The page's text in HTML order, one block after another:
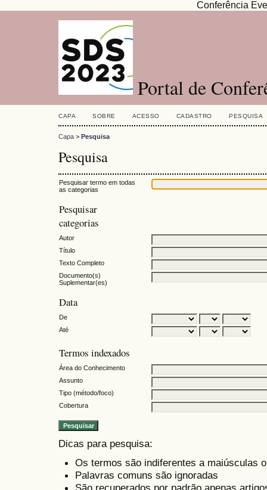
Conferência
Portal de
CAPA SOBRE ACESSO CADASTRO PESQUISA
Capa > Pesquisa
Pesquisa
Pesquisar termo em todas
as categorias
Pesquisar
categorias
Autor
Título
Texto Completo
Documento(s)
Suplementar(es)
Data
De
Até
Termos indexados
Área do Conhecimento
Assunto
Tipo (método/foco)
Cobertura
Dicas para pesquisa:
Os termos são indiferentes a maiúsculas
Palavras comuns são ignoradas